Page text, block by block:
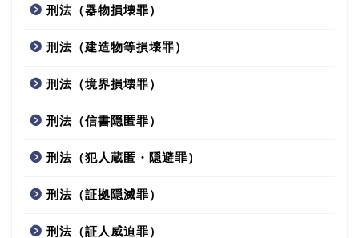
刑法（器物損壊罪）
刑法（建造物等損壊罪）
刑法（境界損壊罪）
刑法（信書隠匿罪）
刑法（犯人蔵匿・隠避罪）
刑法（証拠隠滅罪）
刑法（証人威迫罪）